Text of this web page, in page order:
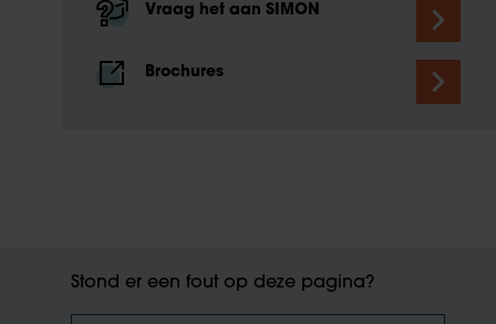
Vraag het aan SIMON
Brochures
Stond er een fout op deze pagina?